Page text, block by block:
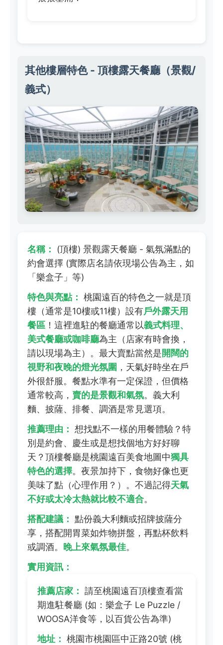
其他樓層特色 - 頂樓露天餐廳（景觀/
義式）
名稱：
(頂樓) 景觀露天餐廳 - 氣氛滿點的
約會選擇 (實際店名請依現場公告為主，如
「樂盒子」等)
特色與亮點： 桃園遠百的特色之一就是頂
樓（通常是10樓或11樓）設有戶外露天用
餐區 ！這裡進駐的餐廳通常以義式料理、
美式餐廳或咖啡廳為主（店家有時會換，
請以現場為主）。最大賣點當然是開闊的
視野和夜晚的燈光氛圍 ，天氣好時坐在戶
外很舒服。餐點水準有一定保證，但價格
通常較高， 賣的是景觀和氣氛。義大利
麵、披薩、排餐、調酒是常見選項。
推薦理由： 想找點不一樣的用餐體驗？特
別是約會、慶生或是想找個地方好好聊
天？頂樓餐廳是桃園遠百美食地圖中獨具
特色的選擇。夜景加持下，食物好像也更
美味了點（心理作用？）。不過記得天氣
不好或太冷太熱就比較不適合。
搭配建議： 點份義大利麵或招牌披薩分
享，搭配開胃菜如炸物拼盤，再點杯飲料
或調酒。 晚上來氣氛最佳。
實用資訊：
推薦店家： 請至桃園遠百頂樓查看當
期進駐餐廳 (如：樂盒子 Le Puzzle /
WOOSA洋食等，以百貨公告為準)
地址： 桃園市桃園區中正路20號 (桃